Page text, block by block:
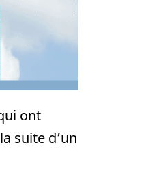
ont
suite d’un